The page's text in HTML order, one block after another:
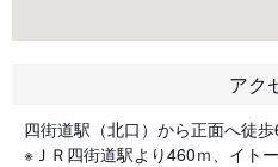
アク
四街道駅（北口）から正面へ徒
※ＪＲ四街道駅より460ｍ、イト